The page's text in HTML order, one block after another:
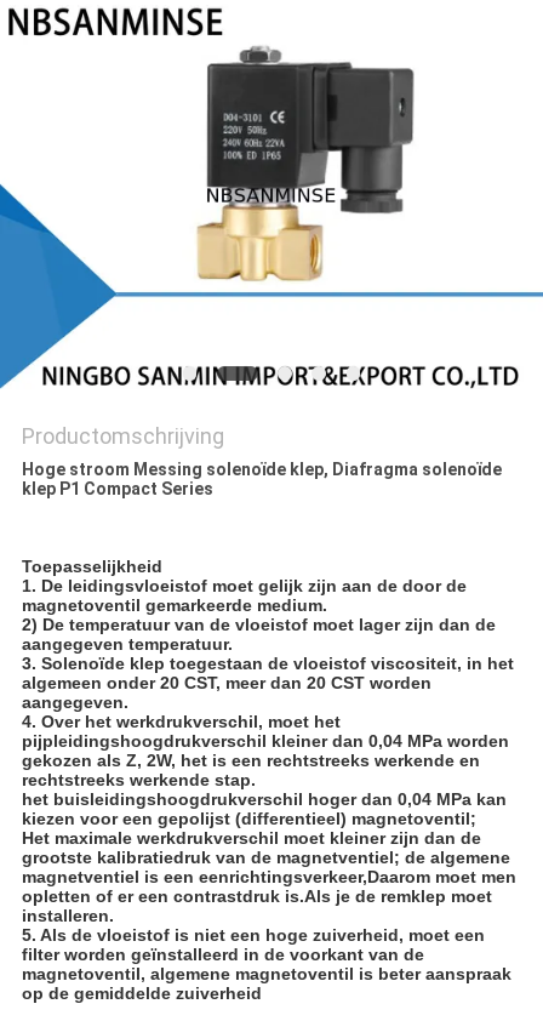
Productomschrijving
Hoge stroom Messing solenoïde klep, Diafragma solenoïde
klep P1 Compact Series
Toepasselijkheid
1. De leidingsvloeistof moet gelijk zijn aan de door de
magnetoventil gemarkeerde medium.
2) De temperatuur van de vloeistof moet lager zijn dan de
aangegeven temperatuur.
3. Solenoïde klep toegestaan de vloeistof viscositeit, in het
algemeen onder 20 CST, meer dan 20 CST worden
aangegeven.
4. Over het werkdrukverschil, moet het
pijpleidingshoogdrukverschil kleiner dan 0,04 MPa worden
gekozen als Z, 2W, het is een rechtstreeks werkende en
rechtstreeks werkende stap.
het buisleidingshoogdrukverschil hoger dan 0,04 MPa kan
kiezen voor een gepolijst (differentieel) magnetoventil;
Het maximale werkdrukverschil moet kleiner zijn dan de
grootste kalibratiedruk van de magnetventiel; de algemene
magnetventiel is een eenrichtingsverkeer,Daarom moet men
opletten of er een contrastdruk is.Als je de remklep moet
installeren.
5. Als de vloeistof is niet een hoge zuiverheid, moet een
filter worden geïnstalleerd in de voorkant van de
magnetoventil, algemene magnetoventil is beter aanspraak
op de gemiddelde zuiverheid